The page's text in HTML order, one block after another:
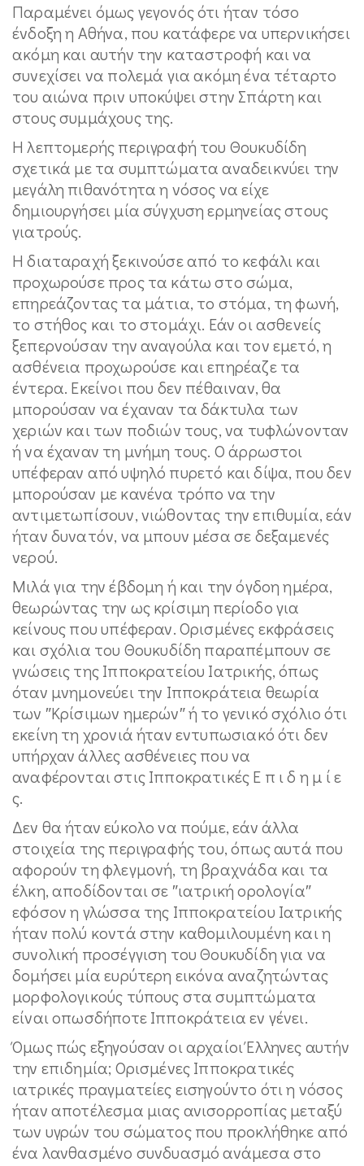
Παραμένει όμως γεγονός ότι ήταν τόσο
ένδοξη η Αθήνα, που κατάφερε να υπερνικήσει
ακόμη και αυτήν την καταστροφή και να
συνεχίσει να πολεμά για ακόμη ένα τέταρτο
του αιώνα πριν υποκύψει στην Σπάρτη και
στους συμμάχους της.
Η λεπτομερής περιγραφή του Θουκυδίδη
σχετικά με τα συμπτώματα αναδεικνύει την
μεγάλη πιθανότητα η νόσος να είχε
δημιουργήσει μία σύγχυση ερμηνείας στους
γιατρούς.
Η διαταραχή ξεκινούσε από το κεφάλι και
προχωρούσε προς τα κάτω στο σώμα,
επηρεάζοντας τα μάτια, το στόμα, τη φωνή,
το στήθος και το στομάχι. Εάν οι ασθενείς
ξεπερνούσαν την αναγούλα και τον εμετό, η
ασθένεια προχωρούσε και επηρέαζε τα
έντερα. Εκείνοι που δεν πέθαιναν, θα
μπορούσαν να έχαναν τα δάκτυλα των
χεριών και των ποδιών τους, να τυφλώνονταν
ή να έχαναν τη μνήμη τους. Ο άρρωστοι
υπέφεραν από υψηλό πυρετό και δίψα, που δεν
μπορούσαν με κανένα τρόπο να την
αντιμετωπίσουν, νιώθοντας την επιθυμία, εάν
ήταν δυνατόν, να μπουν μέσα σε δεξαμενές
νερού.
Μιλά για την έβδομη ή και την όγδοη ημέρα,
θεωρώντας την ως κρίσιμη περίοδο για
κείνους που υπέφεραν. Ορισμένες εκφράσεις
και σχόλια του Θουκυδίδη παραπέμπουν σε
γνώσεις της Ιπποκρατείου Ιατρικής, όπως
όταν μνημονεύει την Ιπποκράτεια θεωρία
των ″Κρίσιμων ημερών″ ή το γενικό σχόλιο ότι
εκείνη τη χρονιά ήταν εντυπωσιακό ότι δεν
υπήρχαν άλλες ασθένειες που να
αναφέρονται στις Ιπποκρατικές Ε π ι δ η μ ί ε
ς.
Δεν θα ήταν εύκολο να πούμε, εάν άλλα
στοιχεία της περιγραφής του, όπως αυτά που
αφορούν τη φλεγμονή, τη βραχνάδα και τα
έλκη, αποδίδονται σε ″ιατρική ορολογία″
εφόσον η γλώσσα της Ιπποκρατείου Ιατρικής
ήταν πολύ κοντά στην καθομιλουμένη και η
συνολική προσέγγιση του Θουκυδίδη για να
δομήσει μία ευρύτερη εικόνα αναζητώντας
μορφολογικούς τύπους στα συμπτώματα
είναι οπωσδήποτε Ιπποκράτεια εν γένει.
Όμως πώς εξηγούσαν οι αρχαίοι Έλληνες αυτήν
την επιδημία; Ορισμένες Ιπποκρατικές
ιατρικές πραγματείες εισηγούντο ότι η νόσος
ήταν αποτέλεσμα μιας ανισορροπίας μεταξύ
των υγρών του σώματος που προκλήθηκε από
ένα λανθασμένο συνδυασμό ανάμεσα στο